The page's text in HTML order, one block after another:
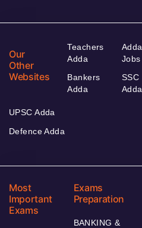
Our
Other
Websites
Teachers
Adda
Bankers
Adda
Adda
Jobs
SSC
Adda
UPSC Adda
Defence Adda
Most
Important
Exams
Exams
Preparation
BANKING &